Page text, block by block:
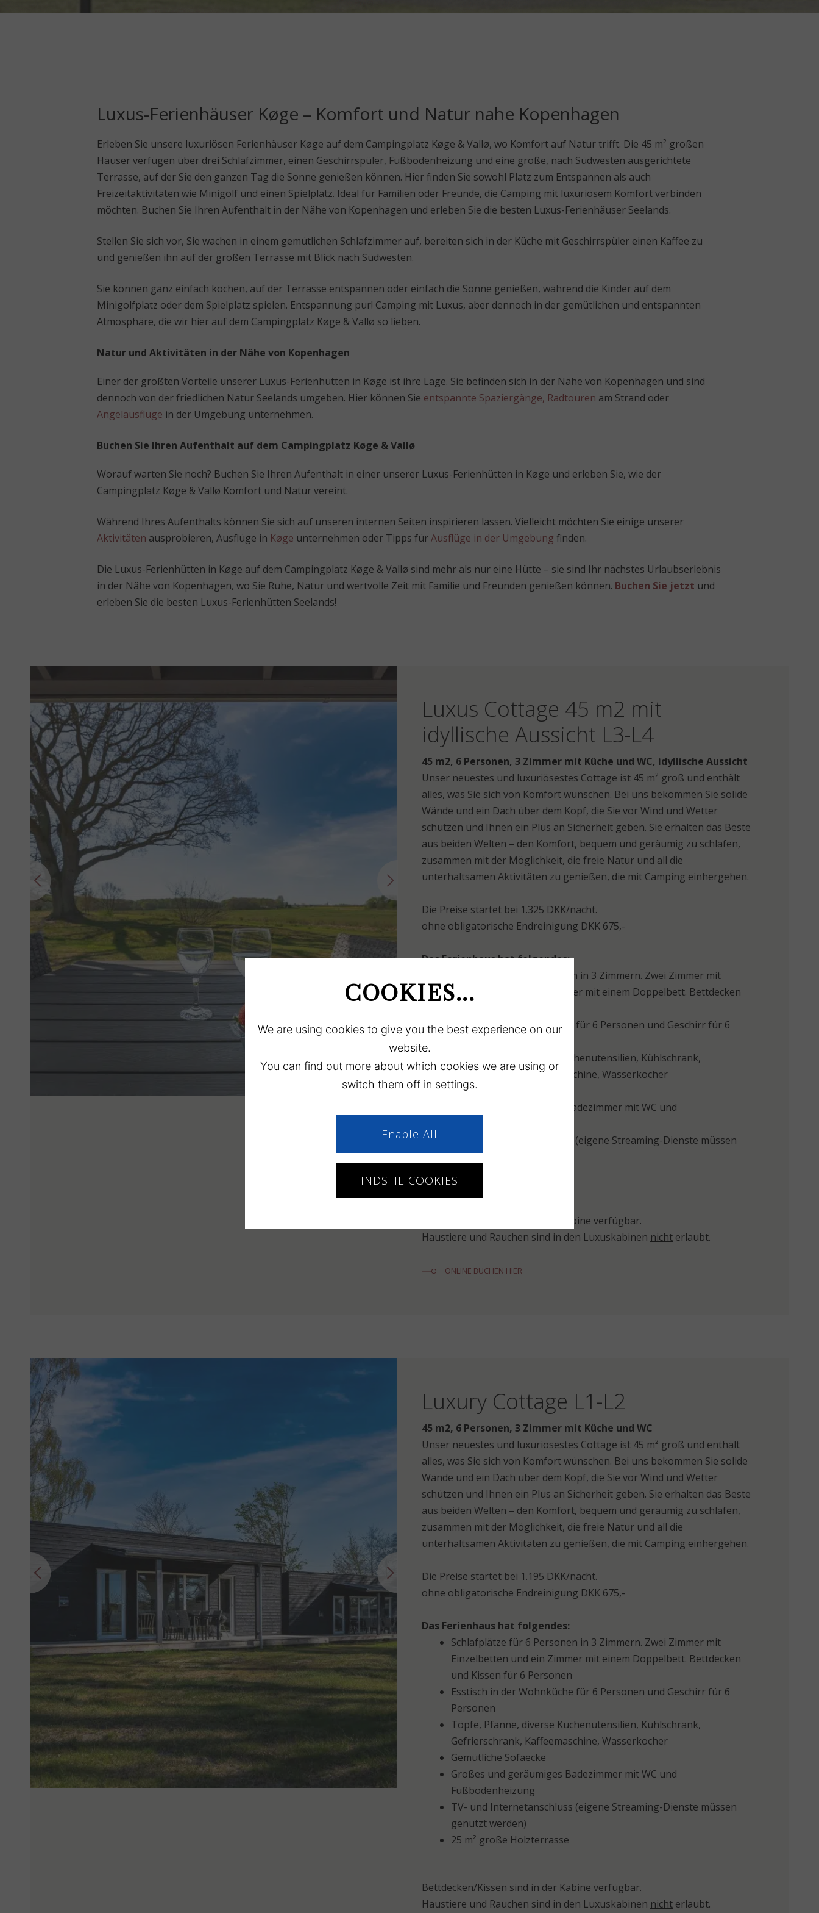
Luxus-Ferienhäuser Køge – Komfort und Natur nahe Kopenhagen
Erleben Sie unsere luxuriösen Ferienhäuser Køge auf dem Campingplatz Køge & Vallø, wo Komfort auf Natur trifft. Die 45 m² großen
Häuser verfügen über drei Schlafzimmer, einen Geschirrspüler, Fußbodenheizung und eine große, nach Südwesten ausgerichtete
Terrasse, auf der Sie den ganzen Tag die Sonne genießen können. Hier finden Sie sowohl Platz zum Entspannen als auch
Freizeitaktivitäten wie Minigolf und einen Spielplatz. Ideal für Familien oder Freunde, die Camping mit luxuriösem Komfort verbinden
möchten. Buchen Sie Ihren Aufenthalt in der Nähe von Kopenhagen und erleben Sie die besten Luxus-Ferienhäuser Seelands.
Stellen Sie sich vor, Sie wachen in einem gemütlichen Schlafzimmer auf, bereiten sich in der Küche mit Geschirrspüler einen Kaffee zu
und genießen ihn auf der großen Terrasse mit Blick nach Südwesten.
Sie können ganz einfach kochen, auf der Terrasse entspannen oder einfach die Sonne genießen, während die Kinder auf dem
Minigolfplatz oder dem Spielplatz spielen. Entspannung pur! Camping mit Luxus, aber dennoch in der gemütlichen und entspannten
Atmosphäre, die wir hier auf dem Campingplatz Køge & Vallø so lieben.
Natur und Aktivitäten in der Nähe von Kopenhagen
Einer der größten Vorteile unserer Luxus-Ferienhütten in Køge ist ihre Lage. Sie befinden sich in der Nähe von Kopenhagen und sind
dennoch von der friedlichen Natur Seelands umgeben. Hier können Sie entspannte Spaziergänge, Radtouren am Strand oder
Angelausflüge in der Umgebung unternehmen.
Buchen Sie Ihren Aufenthalt auf dem Campingplatz Køge & Vallø
Worauf warten Sie noch? Buchen Sie Ihren Aufenthalt in einer unserer Luxus-Ferienhütten in Køge und erleben Sie, wie der
Campingplatz Køge & Vallø Komfort und Natur vereint.
Während Ihres Aufenthalts können Sie sich auf unseren internen Seiten inspirieren lassen. Vielleicht möchten Sie einige unserer
Aktivitäten ausprobieren, Ausflüge in Køge unternehmen oder Tipps fürAusflüge in der Umgebung finden.
Die Luxus-Ferienhütten in Køge auf dem Campingplatz Køge & Vallø sind mehr als nur eine Hütte – sie sind Ihr nächstes Urlaubserlebnis
in der Nähe von Kopenhagen, wo Sie Ruhe, Natur und wertvolle Zeit mit Familie und Freunden genießen können. Buchen Sie jetzt und
erleben Sie die besten Luxus-Ferienhütten Seelands!
Luxus Cottage 45 m2 mit
idyllische Aussicht L3-L4
45 m2, 6 Personen, 3 Zimmer mit Küche und WC, idyllische Aussicht
Unser neuestes und luxuriösestes Cottage ist 45 m² groß und enthält
alles, was Sie sich von Komfort wünschen. Bei uns bekommen Sie solide
Wände und ein Dach über dem Kopf, die Sie vor Wind und Wetter
schützen und Ihnen ein Plus an Sicherheit geben. Sie erhalten das Beste
aus beiden Welten – den Komfort, bequem und geräumig zu schlafen,
zusammen mit der Möglichkeit, die freie Natur und all die
unterhaltsamen Aktivitäten zu genießen, die mit Camping einhergehen.
Die Preise startet bei 1.325 DKK/nacht.
ohne obligatorische Endreinigung DKK 675,-
Das Ferienhaus hat folgendes:
Schlafplätze für 6 Personen in 3 Zimmern. Zwei Zimmer mit
Einzelbetten und ein Zimmer mit einem Doppelbett. Bettdecken
Esstisch in der Wohnküche für 6 Personen und Geschirr für 6
Töpfe, Pfanne, diverse Küchenutensilien, Kühlschrank,
Gefrierschrank, Kaffeemaschine, Wasserkocher
Gemütliche Sofaecke
Großes und geräumiges Badezimmer mit WC und
TV- und Internetanschluss (eigene Streaming-Dienste müssen
genutzt werden)
Bettdecken/Kissen sind in der Kabine verfügbar.
Haustiere und Rauchen sind in den Luxuskabinen nicht erlaubt.
ONLINE BUCHEN HIER
Luxury Cottage L1-L2
45 m2, 6 Personen, 3 Zimmer mit Küche und WC
Unser neuestes und luxuriösestes Cottage ist 45 m² groß und enthält
alles, was Sie sich von Komfort wünschen. Bei uns bekommen Sie solide
Wände und ein Dach über dem Kopf, die Sie vor Wind und Wetter
schützen und Ihnen ein Plus an Sicherheit geben. Sie erhalten das Beste
aus beiden Welten – den Komfort, bequem und geräumig zu schlafen,
zusammen mit der Möglichkeit, die freie Natur und all die
unterhaltsamen Aktivitäten zu genießen, die mit Camping einhergehen.
Die Preise startet bei 1.195 DKK/nacht.
ohne obligatorische Endreinigung DKK 675,-
Das Ferienhaus hat folgendes:
Schlafplätze für 6 Personen in 3 Zimmern. Zwei Zimmer mit
Einzelbetten und ein Zimmer mit einem Doppelbett. Bettdecken
und Kissen für 6 Personen
Esstisch in der Wohnküche für 6 Personen und Geschirr für 6
Personen
Töpfe, Pfanne, diverse Küchenutensilien, Kühlschrank,
Gefrierschrank, Kaffeemaschine, Wasserkocher
Gemütliche Sofaecke
Großes und geräumiges Badezimmer mit WC und
Fußbodenheizung
TV- und Internetanschluss (eigene Streaming-Dienste müssen
genutzt werden)
25 m² große Holzterrasse
Bettdecken/Kissen sind in der Kabine verfügbar.
Haustiere und Rauchen sind in den Luxuskabinen nicht erlaubt.
COOKIES...
We are using cookies to give you the best experience on our
website.
You can find out more about which cookies we are using or
switch them off in settings.
INDSTIL COOKIES
Enable All